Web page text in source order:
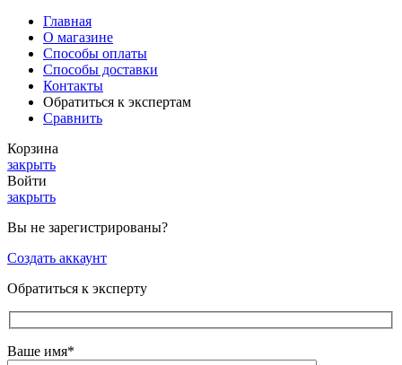
Главная
О магазине
Способы оплаты
Способы доставки
Контакты
Обратиться к экспертам
Сравнить
Корзина
закрыть
Войти
закрыть
Вы не зарегистрированы?
Создать аккаунт
Обратиться к эксперту
Ваше имя*